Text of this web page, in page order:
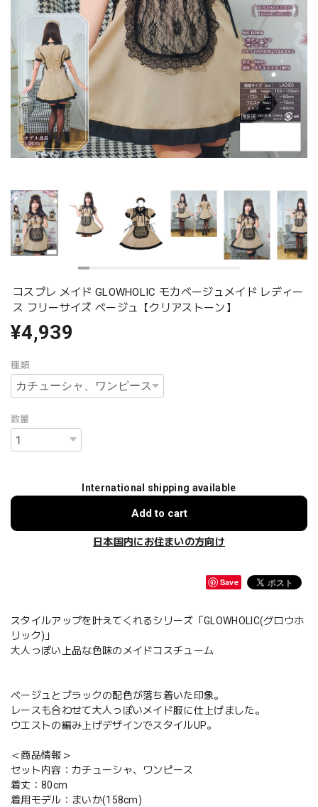
コスプレ メイド GLOWHOLIC モカベージュメイド レディー
ス フリーサイズ ベージュ【クリアストーン】
¥4,939
種類
数量
International shipping available
Add to cart
日本国内にお住まいの方向け
Save
スタイルアップを叶えてくれるシリーズ「GLOWHOLIC(グロウホ
リック)」
大人っぽい上品な色味のメイドコスチューム
ベージュとブラックの配色が落ち着いた印象。
レースも合わせて大人っぽいメイド服に仕上げました。
ウエストの編み上げデザインでスタイルUP。
＜商品情報＞
セット内容：カチューシャ、ワンピース
着丈：80cm
着用モデル：まいか(158cm)